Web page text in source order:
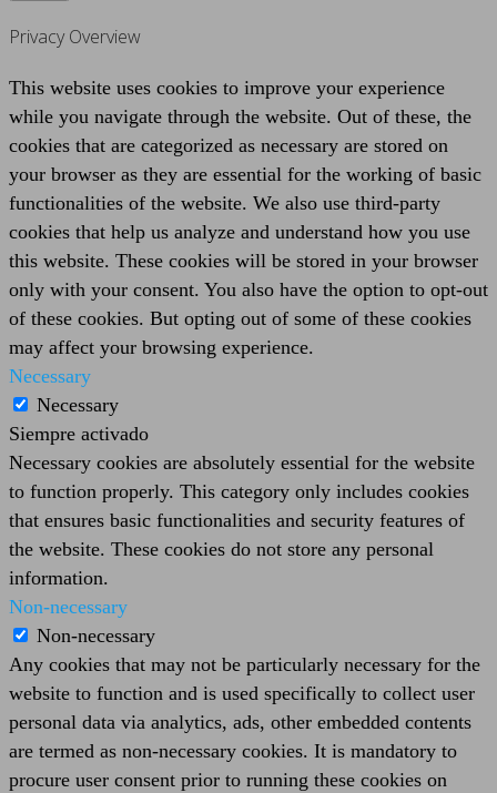
Privacy Overview
This website uses cookies to improve your experience
while you navigate through the website. Out of these, the
cookies that are categorized as necessary are stored on
your browser as they are essential for the working of basic
functionalities of the website. We also use third-party
cookies that help us analyze and understand how you use
this website. These cookies will be stored in your browser
only with your consent. You also have the option to opt-out
of these cookies. But opting out of some of these cookies
may affect your browsing experience.
Necessary
Necessary
Siempre activado
Necessary cookies are absolutely essential for the website
to function properly. This category only includes cookies
that ensures basic functionalities and security features of
the website. These cookies do not store any personal
information.
Non-necessary
Non-necessary
Any cookies that may not be particularly necessary for the
website to function and is used specifically to collect user
personal data via analytics, ads, other embedded contents
are termed as non-necessary cookies. It is mandatory to
procure user consent prior to running these cookies on